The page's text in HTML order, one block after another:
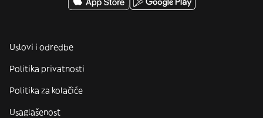
Uslovi i odredbe
Politika privatnosti
Politika za kolačiće
Usaglašenost